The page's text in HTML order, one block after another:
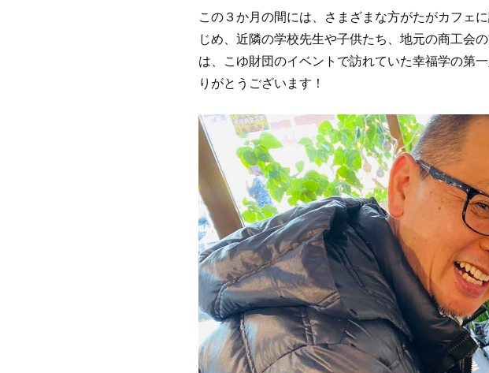
この３か月の間には、さまざまな方がたがカフェ
じめ、近隣の学校先生や子供たち、地元の商工会
は、こゆ財団のイベントで訪れていた幸福学の第
りがとうございます！